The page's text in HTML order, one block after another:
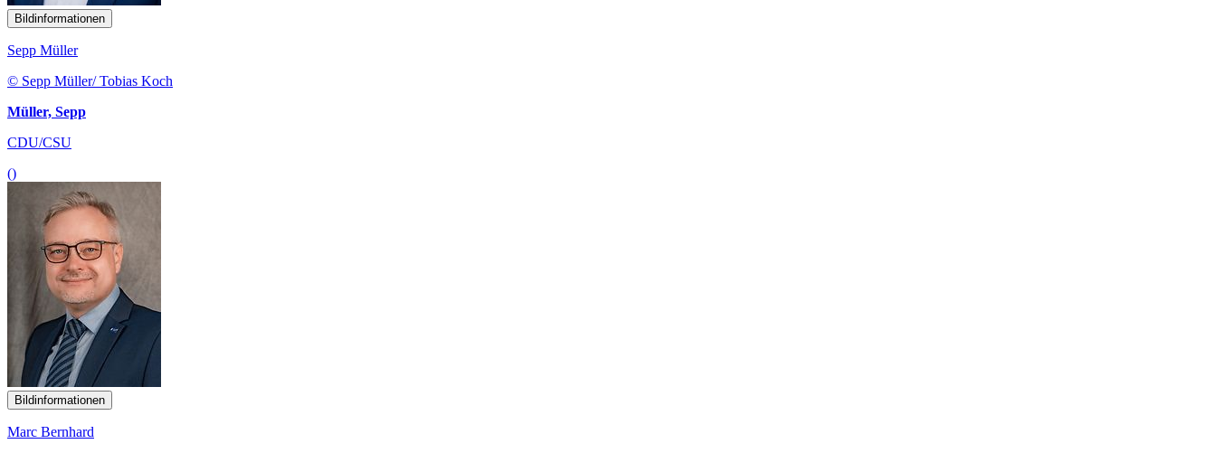
Bildinformationen
Sepp Müller
© Sepp Müller/ Tobias Koch
Müller, Sepp
CDU/CSU
()
Bildinformationen
Marc Bernhard